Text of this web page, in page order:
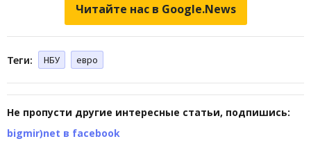
Читайте нас в Google.News
Теги: НБУ евро
Не пропусти другие интересные статьи, подпишись:
bigmir)net в facebook